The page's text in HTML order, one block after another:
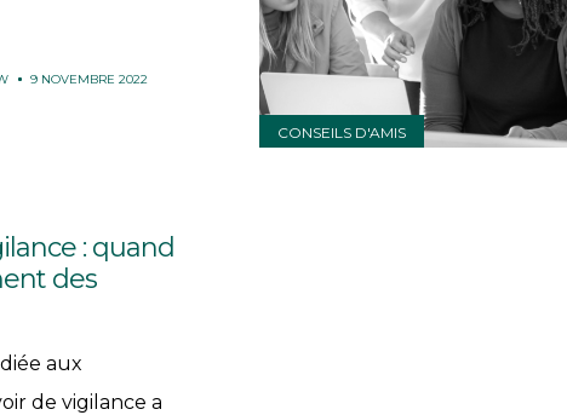
9 NOVEMBRE 2022
CONSEILS D'AMIS
: quand
des
aux
de vigilance a